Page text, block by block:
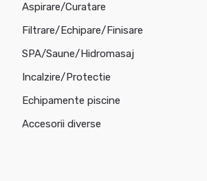
Aspirare/Curatare
Filtrare/Echipare/Finisare
SPA/Saune/Hidromasaj
Incalzire/Protectie
Echipamente piscine
Accesorii diverse